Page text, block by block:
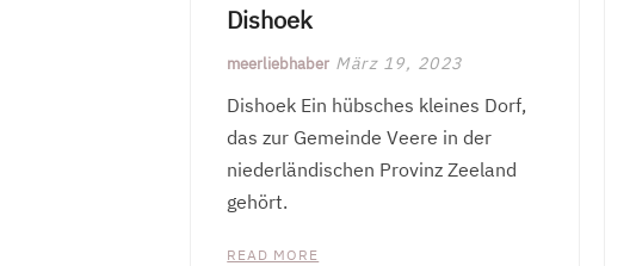
Dishoek
meerliebhaber März 19, 2023
Dishoek Ein hübsches kleines Dorf,
das zur Gemeinde Veere in der
niederländischen Provinz Zeeland
gehört.
READ MORE